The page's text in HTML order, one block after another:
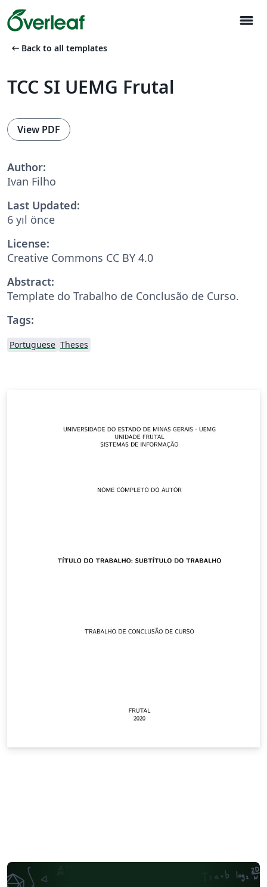
menu
arrow_left_alt Back to all templates
TCC SI UEMG Frutal
View PDF
Author:
Ivan Filho
Last Updated:
6 yıl önce
License:
Creative Commons CC BY 4.0
Abstract:
Template do Trabalho de Conclusão de Curso.
Tags:
Portuguese Theses